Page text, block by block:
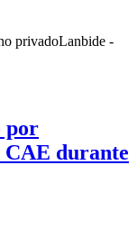
privadoLanbide -
por
durante